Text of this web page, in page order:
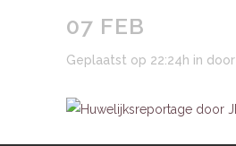
07 FEB
Geplaatst op 22:24h in door